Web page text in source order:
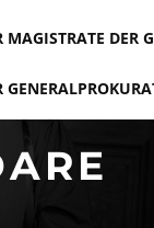
MAGISTRATE DER